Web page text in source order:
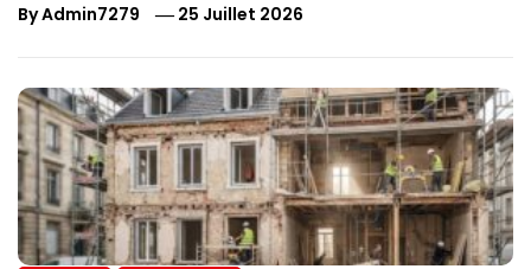
ByAdmin7279 25 Juillet 2026